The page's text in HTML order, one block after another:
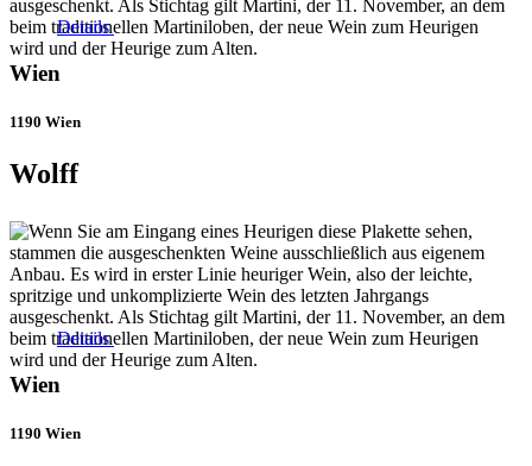
Details
Wien
1190 Wien
Wolff
Details
Wien
1190 Wien